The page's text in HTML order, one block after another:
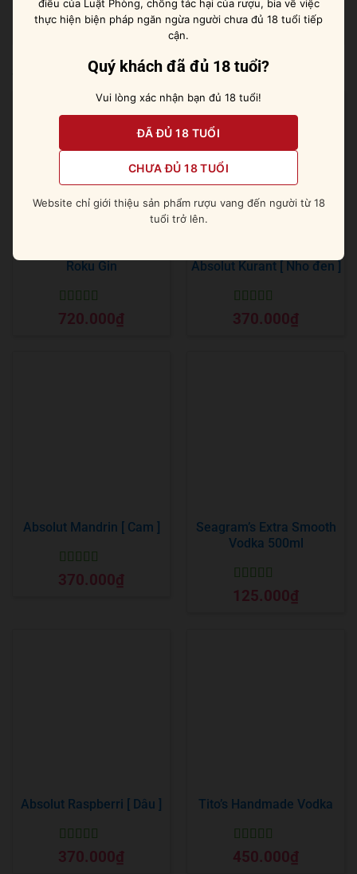
hoặc món tráng miệng trái cây.
Sản phẩm tương tự
Roku Gin
Được xếp
hạng55 sao
720.000₫
Absolut Kurant [ Nho đen ]
Được xếp
hạng55 sao
370.000₫
Absolut Mandrin [ Cam ]
Được xếp
hạng55 sao
370.000₫
Seagram’s Extra Smooth
Vodka 500ml
Được xếp
hạng55 sao
125.000₫
Absolut Raspberri [ Dâu ]
Được xếp
hạng55 sao
370.000₫
Tito’s Handmade Vodka
Được xếp
hạng55 sao
450.000₫
điều của Luật Phòng, chống tác hại của rượu, bia về việc
thực hiện biện pháp ngăn ngừa người chưa đủ 18 tuổi tiếp
cận.
Quý khách đã đủ 18 tuổi?
Vui lòng xác nhận bạn đủ 18 tuổi!
ĐÃ ĐỦ 18 TUỔI
CHƯA ĐỦ 18 TUỔI
Website chỉ giới thiệu sản phẩm rượu vang đến người từ 18
tuổi trở lên.